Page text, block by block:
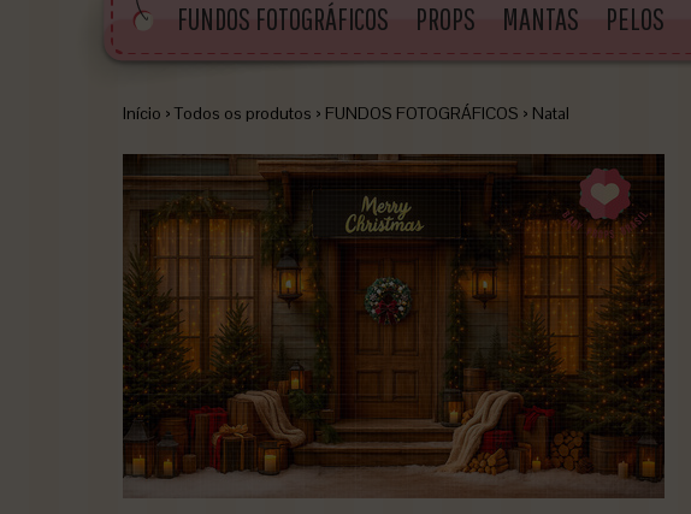
FUNDOS FOTOGRÁFICOS PROPS MANTAS PELOS
Início › Todos os produtos › FUNDOS FOTOGRÁFICOS › Natal